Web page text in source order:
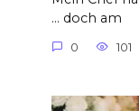
… doch am
0 101